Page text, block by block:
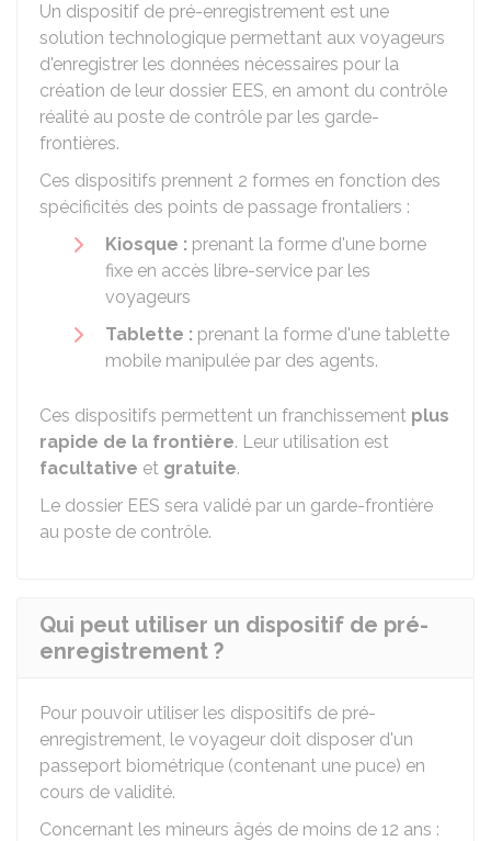
Un dispositif de pré-enregistrement est une
solution technologique permettant aux voyageurs
d'enregistrer les données nécessaires pour la
création de leur dossier EES, en amont du contrôle
réalité au poste de contrôle par les garde-
frontières.
Ces dispositifs prennent 2 formes en fonction des
spécificités des points de passage frontaliers :
Kiosque : prenant la forme d'une borne
fixe en accès libre-service par les
voyageurs
Tablette : prenant la forme d'une tablette
mobile manipulée par des agents.
Ces dispositifs permettent un franchissement plus
rapide de la frontière. Leur utilisation est
facultative et gratuite.
Le dossier EES sera validé par un garde-frontière
au poste de contrôle.
Qui peut utiliser un dispositif de pré-
enregistrement ?
Pour pouvoir utiliser les dispositifs de pré-
enregistrement, le voyageur doit disposer d'un
passeport biométrique (contenant une puce) en
cours de validité.
Concernant les mineurs âgés de moins de 12 ans :